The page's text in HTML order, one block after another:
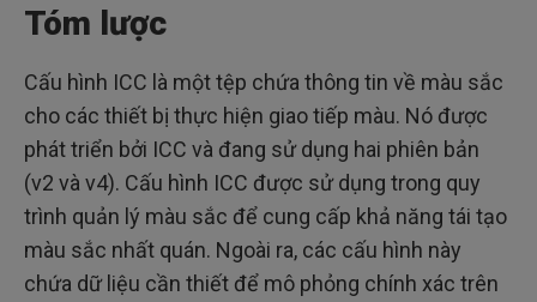
Tóm lược
Cấu hình ICC là một tệp chứa thông tin về màu sắc
cho các thiết bị thực hiện giao tiếp màu. Nó được
phát triển bởi ICC và đang sử dụng hai phiên bản
(v2 và v4). Cấu hình ICC được sử dụng trong quy
trình quản lý màu sắc để cung cấp khả năng tái tạo
màu sắc nhất quán. Ngoài ra, các cấu hình này
chứa dữ liệu cần thiết để mô phỏng chính xác trên